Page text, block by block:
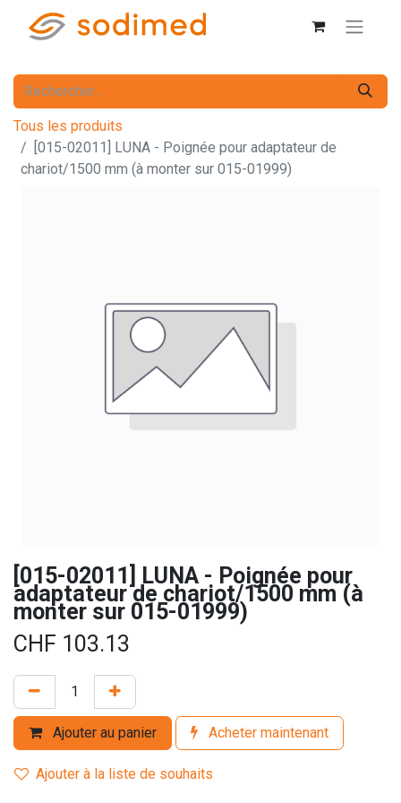
Tous les produits
[015-02011] LUNA - Poignée pour adaptateur de
chariot/1500 mm (à monter sur 015-01999)
[015-02011] LUNA - Poignée pour
adaptateur de chariot/1500 mm (à
monter sur 015-01999)
CHF 103.13
Ajouter au panier Acheter maintenant
Ajouter à la liste de souhaits